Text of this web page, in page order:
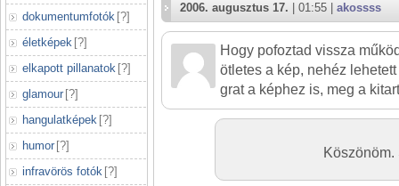
dokumentumfotók [?]
életképek [?]
elkapott pillanatok [?]
glamour [?]
hangulatképek [?]
humor [?]
infravörös fotók [?]
2006. augusztus 17. | 01:55 | akossss
Hogy pofoztad vissza
ötletes a kép, nehéz
grat a képhez is, meg a
Köszönöm.